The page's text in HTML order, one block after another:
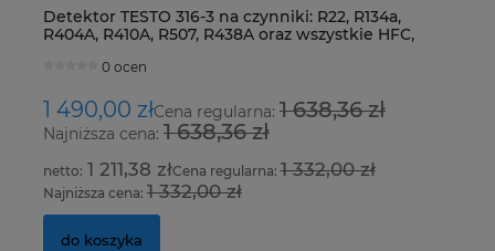
Detektor TESTO 316-3 na czynniki: R22, R134a,
R404A, R410A, R507, R438A oraz wszystkie HFC,
0 ocen
1 490,00 złCena regularna: 1 638,36 zł
Najniższa cena: 1 638,36 zł
1 211,38 złCena regularna:1 332,00 zł
Najniższa cena: 1 332,00 zł
do koszyka